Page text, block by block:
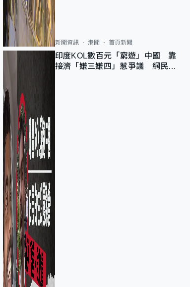
新聞資訊 港聞 首頁新聞
印度KOL數百元「窮遊」中國 靠
接濟「嫌三嫌四」惹爭議 網民：